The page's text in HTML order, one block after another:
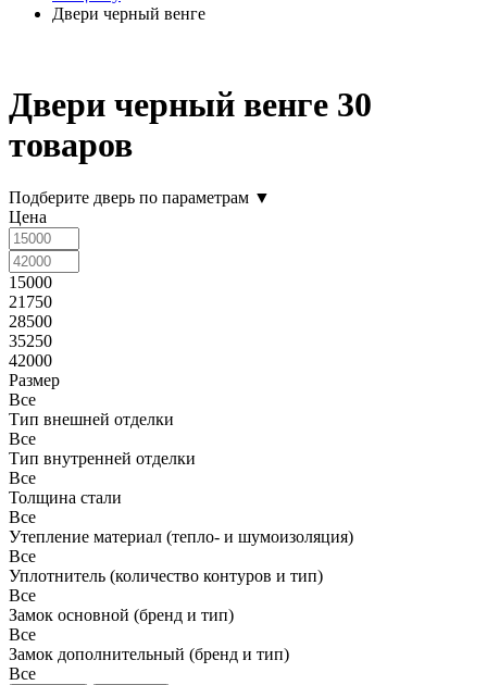
Двери черный венге
Двери черный венге 30
товаров
Подберите дверь по параметрам ▼
Цена
15000
21750
28500
35250
42000
Размер
Все
Тип внешней отделки
Все
Тип внутренней отделки
Все
Толщина стали
Все
Утепление материал (тепло- и шумоизоляция)
Все
Уплотнитель (количество контуров и тип)
Все
Замок основной (бренд и тип)
Все
Замок дополнительный (бренд и тип)
Все